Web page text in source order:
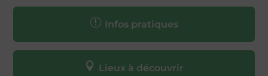
r Infos pratiques
 Lieux à découvrir